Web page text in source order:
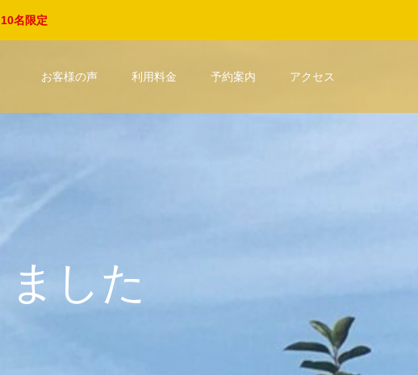
名限定
お客様の声 利用料金 予約案内 アクセス
ま した